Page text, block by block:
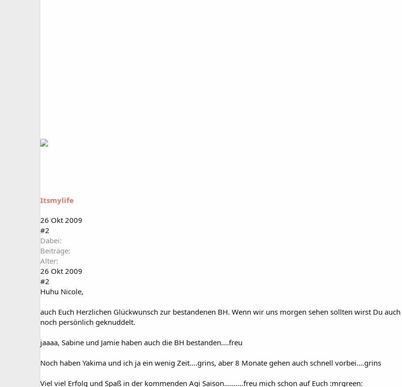
Itsmylife
26 Okt 2009
#2
Dabei
Beiträge
Alter
26 Okt 2009
#2
Huhu Nicole,
auch Euch Herzlichen Glückwunsch zur bestandenen BH. Wenn wir uns morgen sehen sollten wirst Du auch
noch persönlich geknuddelt.
jaaaa, Sabine und Jamie haben auch die BH bestanden....freu
Noch haben Yakima und ich ja ein wenig Zeit....grins, aber 8 Monate gehen auch schnell vorbei....grins
Viel viel Erfolg und Spaß in der kommenden Agi Saison..........freu mich schon auf Euch :mrgreen: